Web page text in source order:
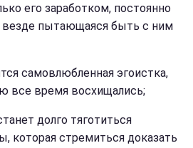
его заработком, постоянно
везде пытающаяся быть с ним
самовлюбленная эгоистка,
все время восхищались;
долго тяготиться
стремиться доказать